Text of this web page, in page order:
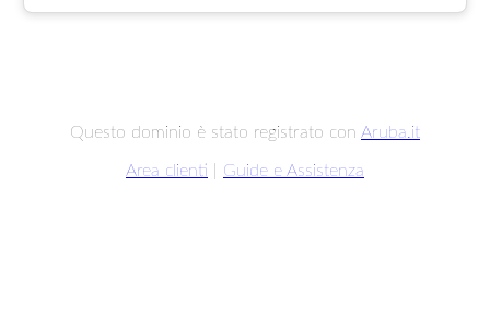
Questo dominio è stato registrato con Aruba.it
Area clienti Guide e Assistenza